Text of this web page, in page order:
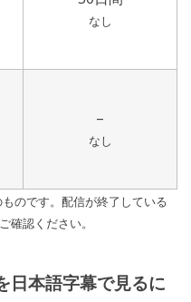
なし
–
なし
のです。配信が終了している
確認ください。
日本語字幕で見るに